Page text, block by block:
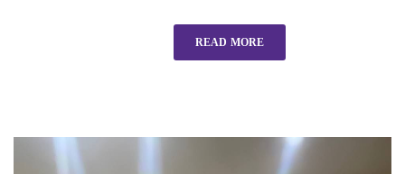
READ MORE